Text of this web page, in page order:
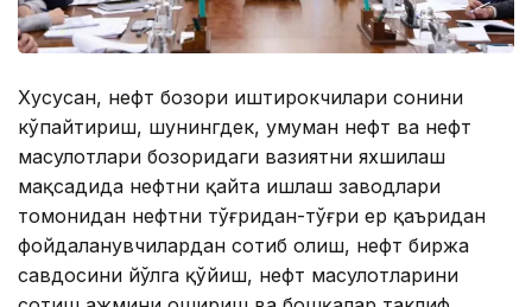
Хусусан, нефт бозори иштирокчилари сонини
кўпайтириш, шунингдек, умуман нефт ва нефт
маҳсулотлари бозоридаги вазиятни яхшилаш
мақсадида нефтни қайта ишлаш заводлари
томонидан нефтни тўғридан-тўғри ер қаъридан
фойдаланувчилардан сотиб олиш, нефт биржа
савдосини йўлга қўйиш, нефт маҳсулотларини